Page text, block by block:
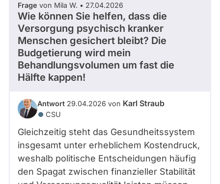
Frage von Mila W. • 27.04.2026
Wie können Sie helfen, dass die
Versorgung psychisch kranker
Menschen gesichert bleibt? Die
Budgetierung wird mein
Behandlungsvolumen um fast die
Hälfte kappen!
Antwort 29.04.2026 von Karl Straub
CSU
Gleichzeitig steht das Gesundheitssystem
insgesamt unter erheblichem Kostendruck,
weshalb politische Entscheidungen häufig
den Spagat zwischen finanzieller Stabilität